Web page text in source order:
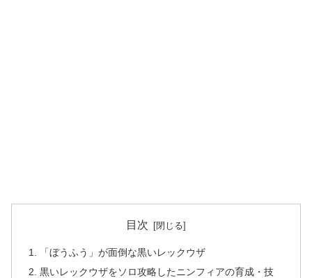
目次
「ぼうふう」が面倒な黒いレックウザ
黒いレックウザをソロ攻略したニンフィアの育成・技